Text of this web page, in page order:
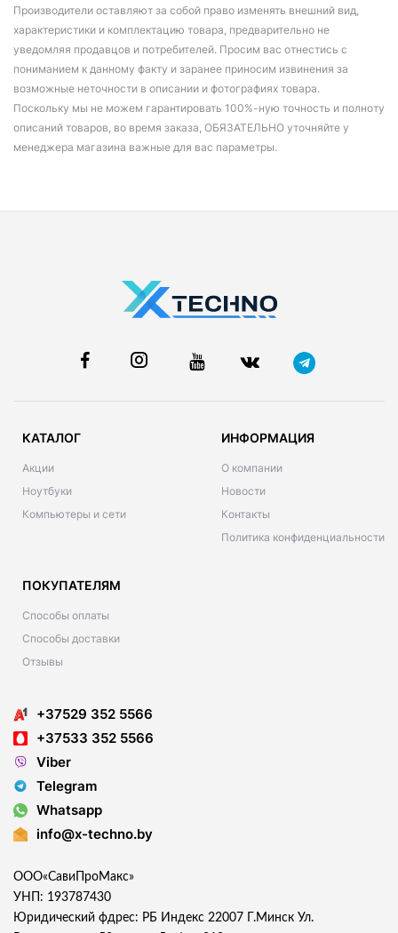
Производители оставляют за собой право изменять внешний вид,
характеристики и комплектацию товара, предварительно не
уведомляя продавцов и потребителей. Просим вас отнестись с
пониманием к данному факту и заранее приносим извинения за
возможные неточности в описании и фотографиях товара.
Поскольку мы не можем гарантировать 100%-ную точность и полноту
описаний товаров, во время заказа, ОБЯЗАТЕЛЬНО уточняйте у
менеджера магазина важные для вас параметры.
КАТАЛОГ
Акции
Ноутбуки
Компьютеры и сети
ИНФОРМАЦИЯ
О компании
Новости
Контакты
Политика конфиденциальности
ПОКУПАТЕЛЯМ
Способы оплаты
Способы доставки
Отзывы
+37529 352 5566
+37533 352 5566
Viber
Telegram
Whatsapp
info@x-techno.by
ООО«СавиПроМакс»
УНП: 193787430
Юридический фдрес: РБ Индекс 22007 Г.Минск Ул.